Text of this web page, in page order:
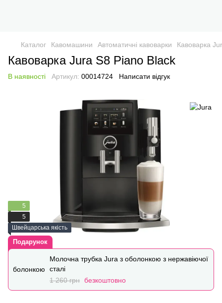
Каталог Кавомашини Автоматичні кавоварки Кавоварка
Кавоварка Jura S8 Piano Black
В наявності Артикул: 00014724 Написати відгук
5
5
Швейцарська якість
Подарунок
Молочна трубка Jura з оболонкою з нержавіючої
сталі
1 260 грн безкоштовно